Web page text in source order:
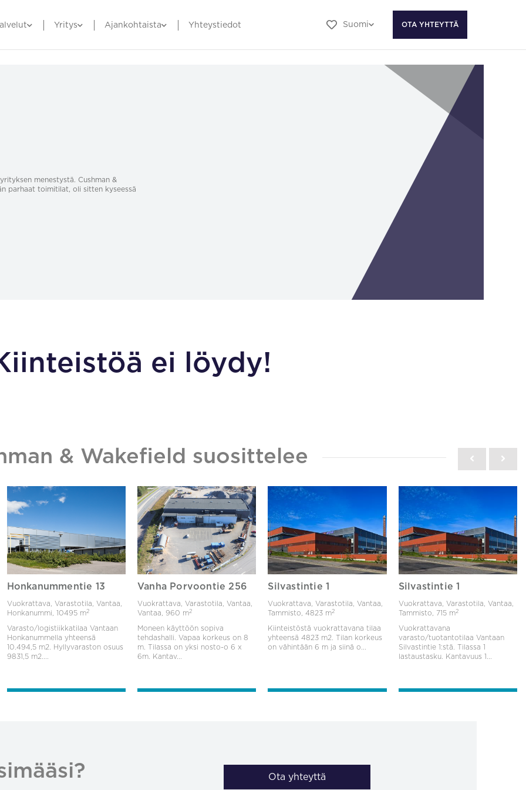
Yritys Ajankohtaista Yhteystiedot Suomi OTA YHTEYTTÄ
menestystä. Cushman &
parhaat toimitilat, oli sitten kyseessä
ei löydy!
& Wakefield suosittelee
Honkanummentie 13
Vuokrattava, Varastotila, Vantaa,
Honkanummi, 10495 m2
Varasto/logistiikkatilaa Vantaan
Honkanummella yhteensä
10.494,5 m2. Hyllyvaraston osuus
9831,5 m2....
Vanha Porvoontie 256
Vuokrattava, Varastotila, Vantaa,
Vantaa, 960 m2
Moneen käyttöön sopiva
tehdashalli. Vapaa korkeus on 8
m. Tilassa on yksi nosto-o 6 x
6m. Kantav...
Silvastintie 1
Vuokrattava, Varastotila, Vantaa,
Tammisto,4823 m2
Kiinteistöstä vuokrattavana tilaa
yhteensä 4823 m2. Tilan korkeus
on vähintään 6 m ja siinä o...
Silvastintie 1
Vuokrattava, Varastotila, Vantaa,
Tammisto,
715 m2
Vuokrattavana
varasto/tuotantotilaa Vantaan
Silvastintie 1:stä. Tilassa 1
lastaustasku. Kantavuus 1...
Ota yhteyttä